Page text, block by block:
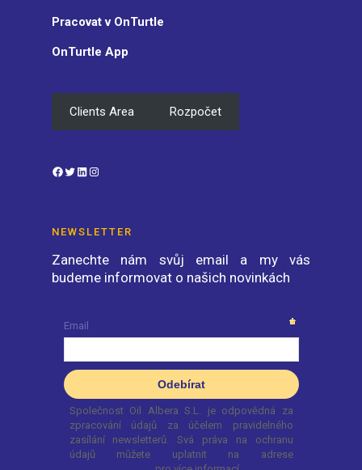
Pracovat v OnTurtle
OnTurtle App
Clients Area Rozpočet
Facebook
TwitterLinkedIn
NEWSLETTER
Zanechte nám svůj email a my vás
budeme informovat o našich novinkách